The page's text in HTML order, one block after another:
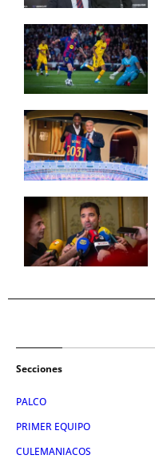
Secciones
PALCO
PRIMER EQUIPO
CULEMANIACOS